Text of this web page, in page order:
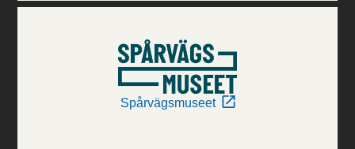
Spårvägsmuseet